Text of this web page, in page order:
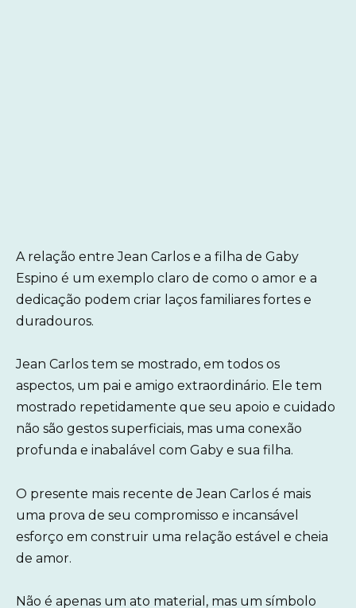
A relação entre Jean Carlos e a filha de Gaby
Espino é um exemplo claro de como o amor e a
dedicação podem criar laços familiares fortes e
duradouros.
Jean Carlos tem se mostrado, em todos os
aspectos, um pai e amigo extraordinário. Ele tem
mostrado repetidamente que seu apoio e cuidado
não são gestos superficiais, mas uma conexão
profunda e inabalável com Gaby e sua filha.
O presente mais recente de Jean Carlos é mais
uma prova de seu compromisso e incansável
esforço em construir uma relação estável e cheia
de amor.
Não é apenas um ato material, mas um símbolo